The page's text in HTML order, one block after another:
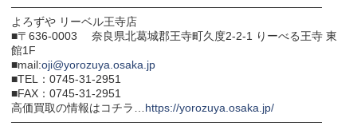
───────────────────────────────────────
よろずや リーベル王寺店
■〒636-0003 奈良県北葛城郡王寺町久度2-2-1 りーべる王寺 東
館1F
■mail:oji@yorozuya.osaka.jp
■TEL：0745-31-2951
■FAX：0745-31-2951
高価買取の情報はコチラ…https://yorozuya.osaka.jp/
───────────────────────────────────────